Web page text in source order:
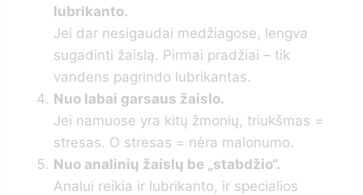
lubrikanto.
Jei dar nesigaudai medžiagose, lengva
sugadinti žaislą. Pirmai pradžiai – tik
vandens pagrindo lubrikantas.
Nuo labai garsaus žaislo.
Jei namuose yra kitų žmonių, triukšmas =
stresas. O stresas = nėra malonumo.
Nuo analinių žaislų be „stabdžio“.
Analui reikia ir lubrikanto, ir specialios